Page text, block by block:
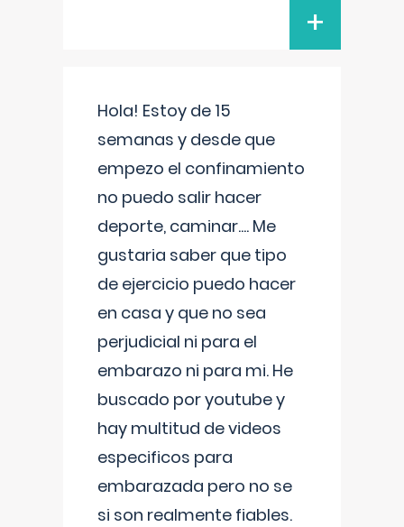
+
Hola! Estoy de 15
semanas y desde que
empezo el confinamiento
no puedo salir hacer
deporte, caminar.... Me
gustaria saber que tipo
de ejercicio puedo hacer
en casa y que no sea
perjudicial ni para el
embarazo ni para mi. He
buscado por youtube y
hay multitud de videos
especificos para
embarazada pero no se
si son realmente fiables.